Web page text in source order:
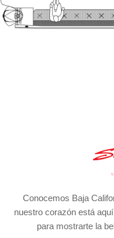
Conocemos Baja
nuestro corazón está
para mostrarte la